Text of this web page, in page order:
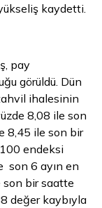
kaydetti.
pay
görüldü. Dün
ihalesinin
8,08 ile son
8,45 ile son bir
endeksi
son 6 ayın en
son bir saatte
değer kaybıyla